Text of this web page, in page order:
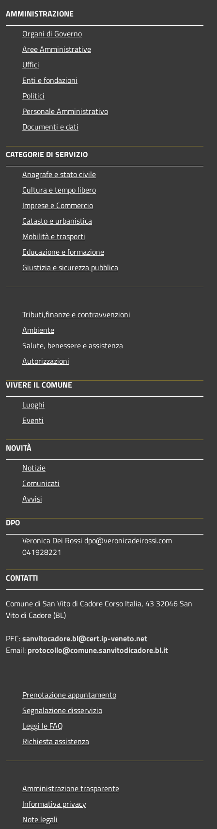
AMMINISTRAZIONE
Organi di Governo
Aree Amministrative
Uffici
Enti e fondazioni
Politici
Personale Amministrativo
Documenti e dati
CATEGORIE DI SERVIZIO
Anagrafe e stato civile
Cultura e tempo libero
Imprese e Commercio
Catasto e urbanistica
Mobilità e trasporti
Educazione e formazione
Giustizia e sicurezza pubblica
Tributi,finanze e contravvenzioni
Ambiente
Salute, benessere e assistenza
Autorizzazioni
VIVERE IL COMUNE
Luoghi
Eventi
NOVITÀ
Notizie
Comunicati
Avvisi
DPO
Veronica Dei Rossi dpo@veronicadeirossi.com
041928221
CONTATTI
Comune di San Vito di Cadore Corso Italia, 43 32046 San
Vito di Cadore (BL)
PEC:sanvitocadore.bl@cert.ip-veneto.net
Email: protocollo@comune.sanvitodicadore.bl.it
Prenotazione appuntamento
Segnalazione disservizio
Leggi le FAQ
Richiesta assistenza
Amministrazione trasparente
Informativa privacy
Note legali